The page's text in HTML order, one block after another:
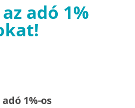
adó 1%
1%-os